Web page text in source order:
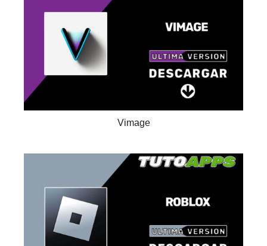
Vimage